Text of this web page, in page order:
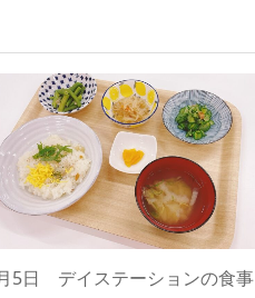
5日 デイステーションの食事